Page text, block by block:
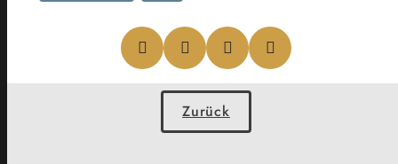
Zurück